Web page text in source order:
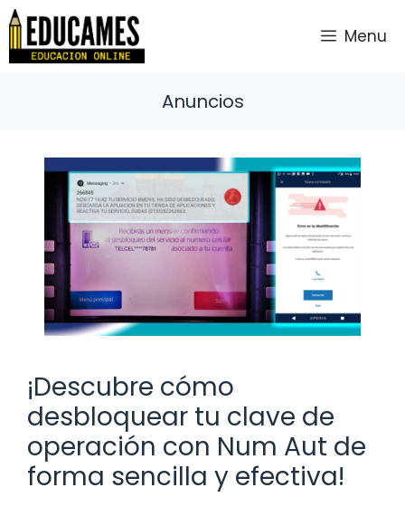
Saltar
contenido
Menu
Anuncios
¡Descubre cómo
desbloquear tu clave de
operación con Num Aut de
forma sencilla y efectiva!